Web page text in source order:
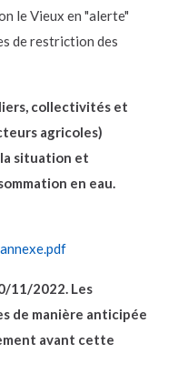
le Vieux en "alerte"
de restriction des
collectivités et
agricoles)
situation et
en eau.
11/2022. Les
de manière anticipée
avant cette